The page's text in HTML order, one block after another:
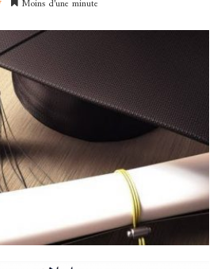
Moins d’une minute